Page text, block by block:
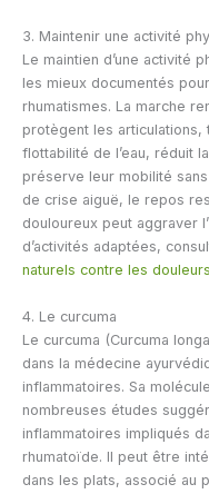
3. Maintenir une activité
Le maintien d’une activité
les mieux documentés
rhumatismes. La marche
protègent les articulations,
flottabilité de l’eau, réduit
préserve leur mobilité
de crise aiguë, le repos
douloureux peut aggraver
d’activités adaptées,
naturels contre les
4. Le curcuma
Le curcuma (Curcuma
dans la médecine
inflammatoires. Sa
nombreuses études
inflammatoires impliqués
rhumatoïde. Il peut être
dans les plats, associé au